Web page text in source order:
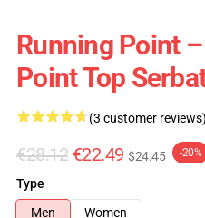
Running Point
Point Top
(3 customer
€28.12 €22.49 $24.45 -20%
Type
Men
Women